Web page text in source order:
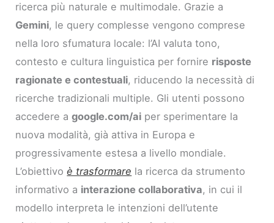
ricerca più naturale e multimodale. Grazie a
Gemini, le query complesse vengono comprese
nella loro sfumatura locale: l’AI valuta tono,
contesto e cultura linguistica per fornire risposte
ragionate e contestuali, riducendo la necessità di
ricerche tradizionali multiple. Gli utenti possono
accedere agoogle.com/ai per sperimentare la
nuova modalità, già attiva in Europa e
progressivamente estesa a livello mondiale.
L’obiettivoè trasformare la ricerca da strumento
informativo a interazione collaborativa, in cui il
modello interpreta le intenzioni dell’utente